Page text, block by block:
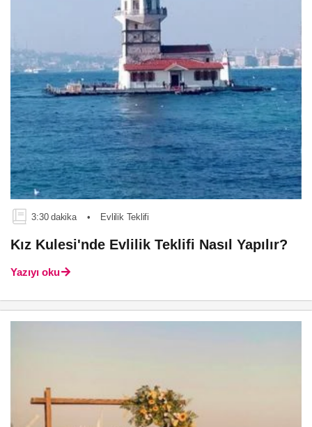
3:30 dakika • Evlilik Teklifi
Kız Kulesi'nde Evlilik Teklifi Nasıl Yapılır?
Yazıyı oku